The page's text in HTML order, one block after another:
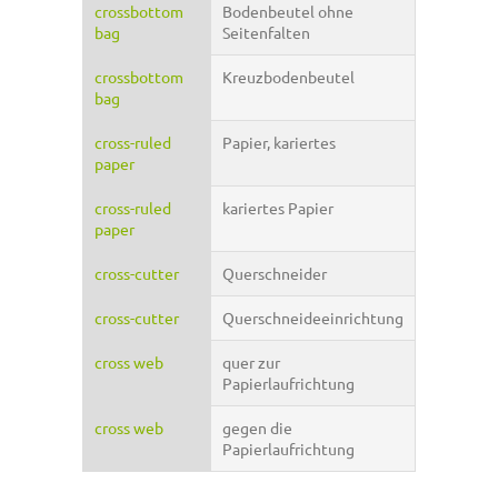
crossbottom
bag
Bodenbeutel ohne
Seitenfalten
crossbottom
bag
Kreuzbodenbeutel
cross-ruled
paper
Papier, kariertes
cross-ruled
paper
kariertes Papier
cross-cutter Querschneider
cross-cutter Querschneideeinrichtung
cross web
quer zur
Papierlaufrichtung
cross web
gegen die
Papierlaufrichtung